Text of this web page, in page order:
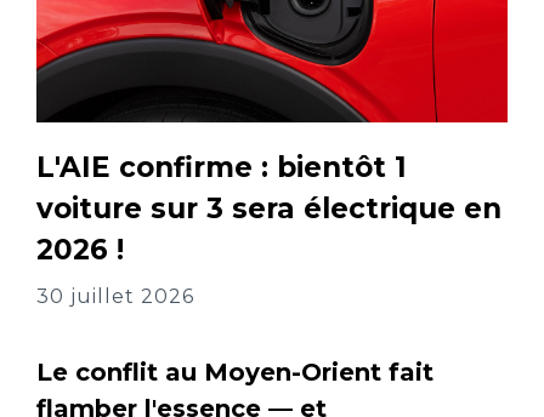
L'AIE confirme : bientôt 1
voiture sur 3 sera électrique en
2026 !
30 juillet 2026
Le conflit au Moyen-Orient fait
flamber l'essence — et